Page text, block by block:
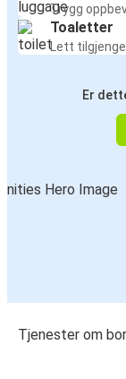
Trygg
Toaletter
Lett
Er
Tjenester om